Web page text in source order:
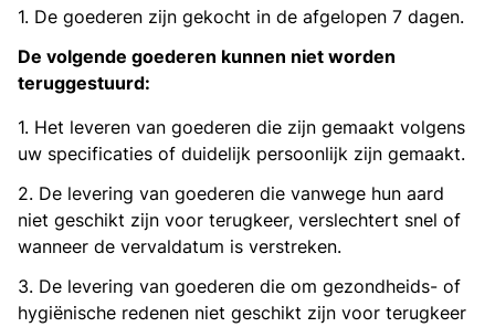
1. De goederen zijn gekocht in de afgelopen 7 dagen.
De volgende goederen kunnen niet worden
teruggestuurd:
1. Het leveren van goederen die zijn gemaakt volgens
uw specificaties of duidelijk persoonlijk zijn gemaakt.
2. De levering van goederen die vanwege hun aard
niet geschikt zijn voor terugkeer, verslechtert snel of
wanneer de vervaldatum is verstreken.
3. De levering van goederen die om gezondheids- of
hygiënische redenen niet geschikt zijn voor terugkeer